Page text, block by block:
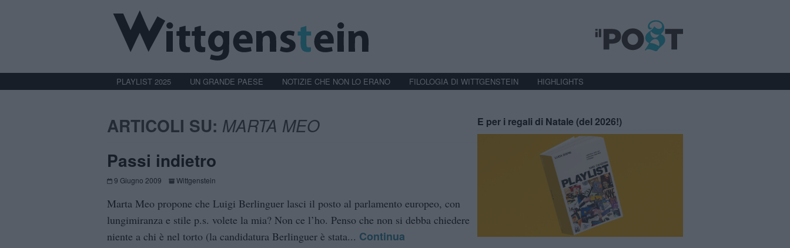
PLAYLIST 2025 UN GRANDE PAESE NOTIZIE CHE NON LO ERANO FILOLOGIA DI WITTGENSTEIN HIGHLIGHTS
ARTICOLI SU: MARTA MEO
Passi indietro
9 Giugno 2009 Wittgenstein
Marta Meo propone che Luigi Berlinguer lasci il posto al parlamento europeo, con
lungimiranza e stile p.s. volete la mia? Non ce l’ho. Penso che non si debba chiedere
niente a chi è nel torto (la candidatura Berlinguer è stata... Continua
E per i regali di Natale (del 2026!)